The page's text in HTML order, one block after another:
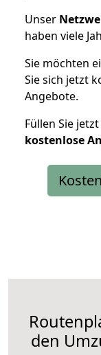
Unser
haben viele
Sie möchten
Sie sich jetzt
Angebote.
Füllen Sie
kostenlose
den